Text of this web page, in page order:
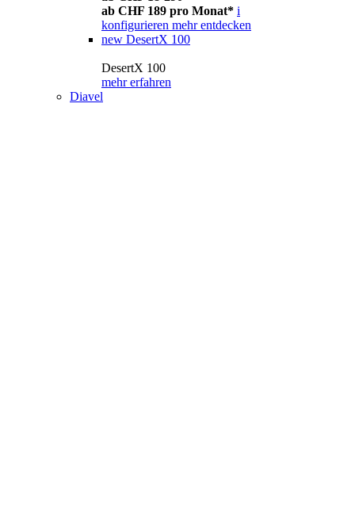
ab CHF 189 pro Monat* i
konfigurieren mehr entdecken
new DesertX 100
DesertX 100
mehr erfahren
Diavel